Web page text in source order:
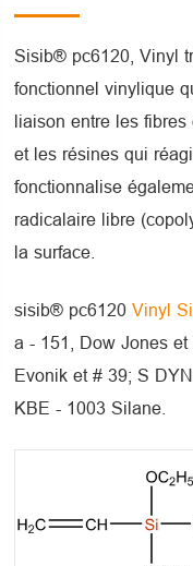
Sisib® pc6120, Vinyl
fonctionnel vinylique
liaison entre les
et les résines qui
fonctionnalise
radicalaire libre
la surface.
sisib® pc6120Vinyl
a - 151, Dow Jones et
Evonik et # 39; S
KBE - 1003 Silane.